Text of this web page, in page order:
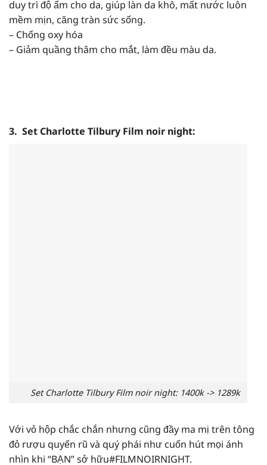
duy trì độ ẩm cho da, giúp làn da khô, mất nước luôn
mềm mịn, căng tràn sức sống.
– Chống oxy hóa
– Giảm quầng thâm cho mắt, làm đều màu da.
3. Set Charlotte Tilbury Film noir night:
Set Charlotte Tilbury Film noir night: 1400k -> 1289k
Với vỏ hộp chắc chắn nhưng cũng đầy ma mị trên tông
đỏ rượu quyến rũ và quý phái như cuốn hút mọi ánh
nhìn khi “BẠN” sở hữu#FILMNOIRNIGHT.